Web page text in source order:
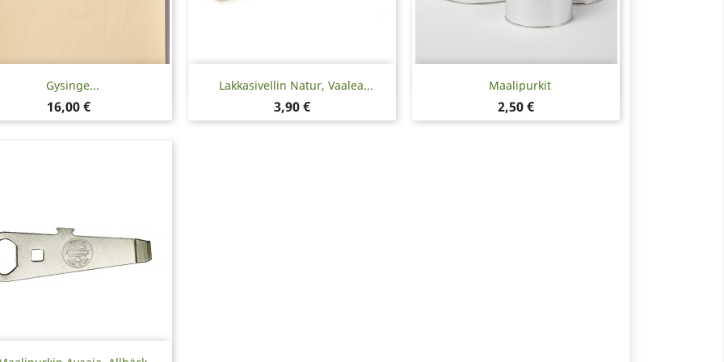
Gysinge...
Hinta
16,00 €
Pikakatselu Lakkasivellin Natur, Vaalea...
Hinta
3,90 €
Pikakatselu Maalipurkit
Hinta
2,50 €
Pikakatselu
Pikakatselu